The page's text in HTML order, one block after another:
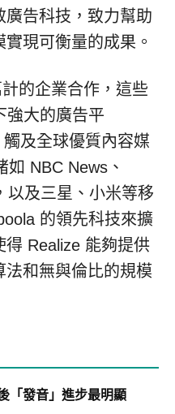
告科技，致力幫助
現可衡量的成果。
的企業合作，這些
強大的廣告平
及全球優質內容媒
NBC News、
以及三星、小米等移
的領先科技來擴
得 Realize 能夠提供
和無與倫比的規模
「發音」進步最明顯